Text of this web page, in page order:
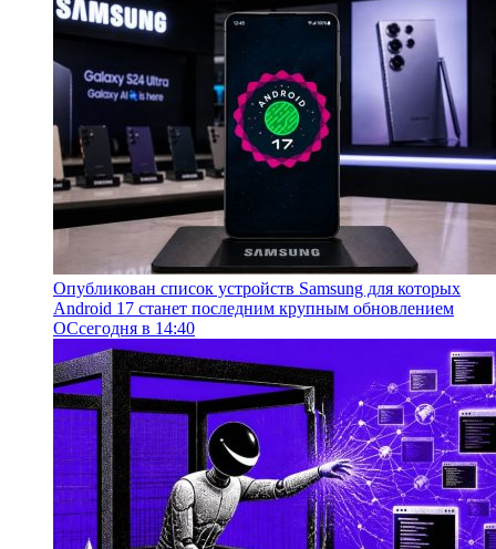
Опубликован список устройств Samsung для которых
Android 17 станет последним крупным обновлением
ОСсегодня в 14:40